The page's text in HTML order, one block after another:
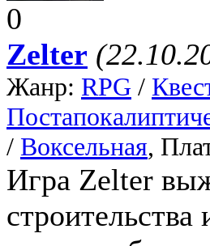
0
Zelter
Жанр: RPG /
/ Воксельная,
Игра Zelter
строительства